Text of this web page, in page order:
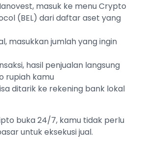
masuk ke menu Crypto
(BEL) dari daftar aset yang
masukkan jumlah yang ingin
hasil penjualan langsung
rupiah kamu
ditarik ke rekening bank lokal
buka 24/7, kamu tidak perlu
untuk eksekusi jual.